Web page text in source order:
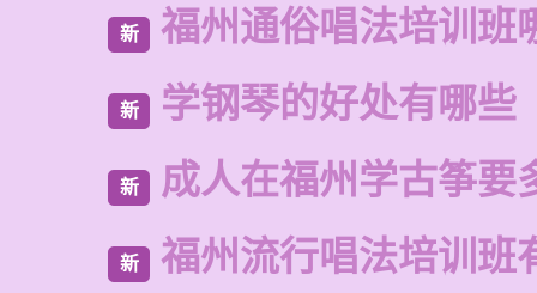
新 福州通俗唱法培训班
新 学钢琴的好处有哪些
新 成人在福州学古筝要
新 福州流行唱法培训班